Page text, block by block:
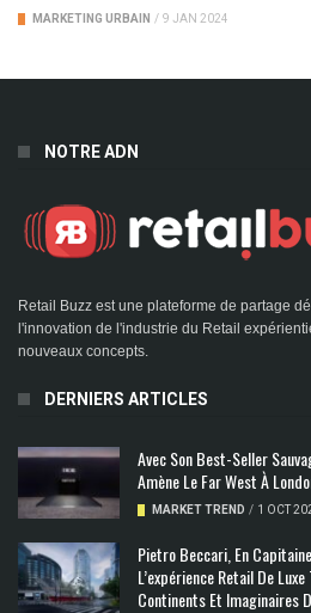
MARKETING URBAIN / 9 JAN 2024
NOTRE ADN
Retail Buzz est une plateforme de partage
l'innovation de l'industrie du Retail
nouveaux concepts.
DERNIERS ARTICLES
Avec Son Best-Seller
Amène Le Far West À
MARKET TREND / 1 OCT
Pietro Beccari, En
L’expérience Retail De
Continents Et Imaginaires